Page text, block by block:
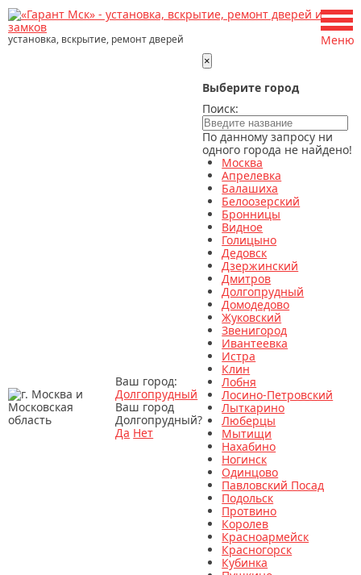
установка, вскрытие, ремонт дверей
Ваш город:
Долгопрудный
Ваш город
Долгопрудный?
Да Нет
×
Выберите город
Поиск:
По данному запросу ни
одного города не найдено!
Москва
Апрелевка
Балашиха
Белоозерский
Бронницы
Видное
Голицыно
Дедовск
Дзержинский
Дмитров
Долгопрудный
Домодедово
Жуковский
Звенигород
Ивантеевка
Истра
Клин
Лобня
Лосино-Петровский
Лыткарино
Люберцы
Мытищи
Нахабино
Ногинск
Одинцово
Павловский Посад
Подольск
Протвино
Королев
Красноармейск
Красногорск
Кубинка
Меню